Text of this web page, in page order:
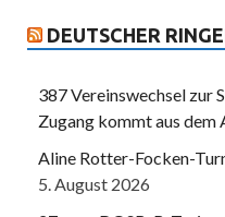
DEUTSCHER
387 Vereinswechsel zur
Zugang kommt aus dem
Aline Rotter-Focken-
5. August 2026